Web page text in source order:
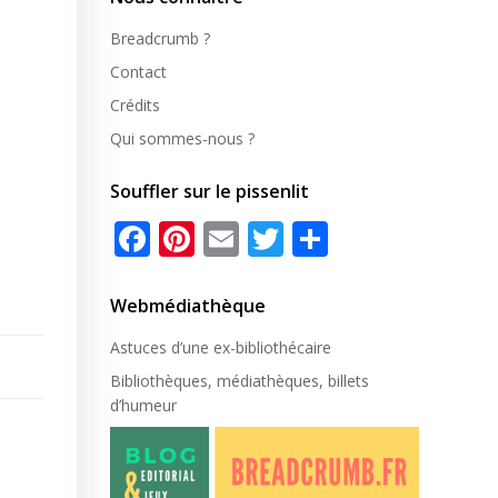
Breadcrumb ?
Contact
Crédits
Qui sommes-nous ?
Souffler sur le pissenlit
Facebook
Pinterest
EmailTwitter
Webmédiathèque
Astuces d’une ex-bibliothécaire
Bibliothèques, médiathèques, billets
d’humeur